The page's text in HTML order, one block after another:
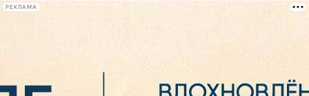
РЕКЛАМА
Сегодня: